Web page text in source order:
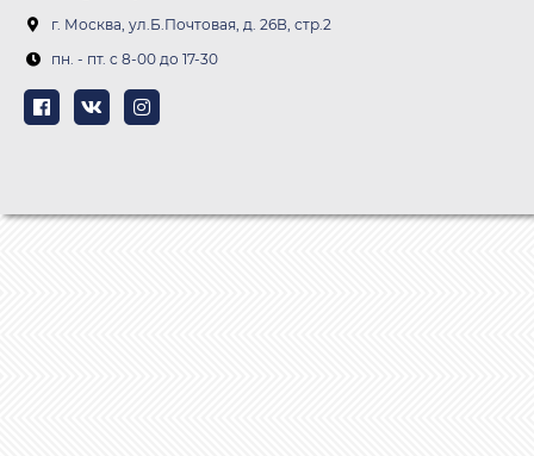
г. Москва, ул.Б.Почтовая, д. 26В, стр.2
пн. - пт. c 8-00 до 17-30